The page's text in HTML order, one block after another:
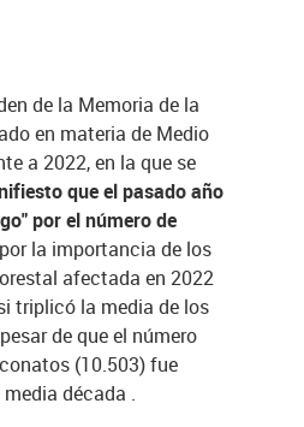
de la Memoria de la
en materia de Medio
a 2022, en la que se
que el pasado año
por el número de
la importancia de los
afectada en 2022
triplicó la media de los
de que el número
(10.503) fue
década .